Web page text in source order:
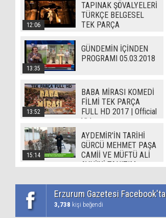
12:06
TAPINAK ŞÖVALYELERİ
TÜRKÇE BELGESEL
TEK PARÇA
13:35
GÜNDEMİN İÇİNDEN
PROGRAMI 05.03.2018
13:52
BABA MİRASI KOMEDİ
FİLMİ TEK PARÇA
FULL HD 2017 | Official
Video
15:14
AYDEMİR'İN TARİHİ
GÜRCÜ MEHMET PAŞA
CAMİİ VE MÜFTÜ ALİ
AVNİ'Yİ TANITIM
Erzurum Gazetesi Facebook'ta
3,738 kişi beğendi